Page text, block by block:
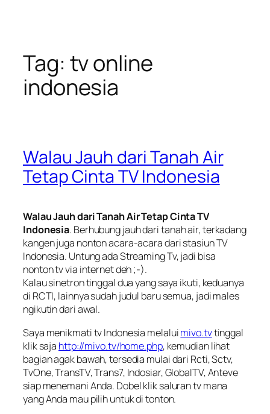
Tag: tv online
indonesia
Walau Jauh dari Tanah Air
Tetap Cinta TV Indonesia
Walau Jauh dari Tanah Air Tetap Cinta TV
Indonesia. Berhubung jauh dari tanah air, terkadang
kangen juga nonton acara-acara dari stasiun TV
Indonesia. Untung ada Streaming Tv, jadi bisa
nonton tv via internet deh ;-).
Kalau sinetron tinggal dua yang saya ikuti, keduanya
di RCTI, lainnya sudah judul baru semua, jadi males
ngikutin dari awal.
Saya menikmati tv Indonesia melaluimivo.tvtinggal
klik saja http://mivo.tv/home.php, kemudian lihat
bagian agak bawah, tersedia mulai dari Rcti, Sctv,
TvOne, TransTV, Trans7, Indosiar, GlobalTV, Anteve
siap menemani Anda. Dobel klik saluran tv mana
yang Anda mau pilih untuk di tonton.